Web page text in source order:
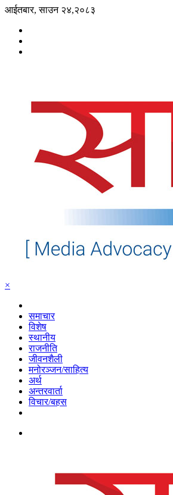
आईतबार, साउन २४,२०८३
×
समाचार
विशेष
स्थानीय
राजनीति
जीवनशैली
मनोरञ्जन/साहित्य
अर्थ
अन्तरवार्ता
विचार/बहस